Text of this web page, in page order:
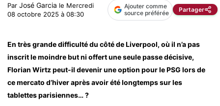
Par José Garcia le Mercredi
08 octobre 2025 à 08:30
Ajouter comme
source préférée
Partager
En très grande difficulté du côté de Liverpool, où il n’a pas
inscrit le moindre but ni offert une seule passe décisive,
Florian Wirtz peut-il devenir une option pour le PSG lors de
ce mercato d’hiver après avoir été longtemps sur les
tablettes parisiennes… ?